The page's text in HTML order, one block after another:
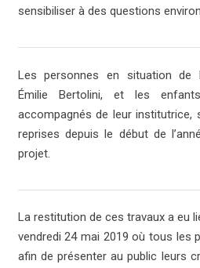
sensibiliser à des questions
Les personnes en situation de
Émilie Bertolini, et les
accompagnés de leur institutrice,
reprises depuis le début de
projet.
La restitution de ces travaux a eu
vendredi 24 mai 2019 où tous les
afin de présenter au public leurs